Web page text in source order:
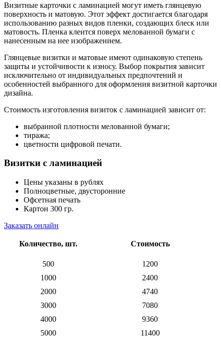
Визитные карточки с ламинацией могут иметь глянцевую
поверхность и матовую. Этот эффект достигается благодаря
использованию разных видов пленки, создающих блеск или
матовость. Пленка клеится поверх мелованной бумаги с
нанесенным на нее изображением.
Глянцевые визитки и матовые имеют одинаковую степень
защиты и устойчивости к износу. Выбор покрытия зависит
исключительно от индивидуальных предпочтений и
особенностей выбранного для оформления визитной карточки
дизайна.
Стоимость изготовления визиток с ламинацией зависит от:
выбранной плотности мелованной бумаги;
тиража;
цветности цифровой печати.
Визитки с ламинацией
Цены указаны в рублях
Полноцветные, двусторонние
Офсетная печать
Картон 300 гр.
Заказать онлайн
Количество, шт. Стоимость
500
1200
1000
2400
2000
4740
3000
7080
4000
9360
5000
11400